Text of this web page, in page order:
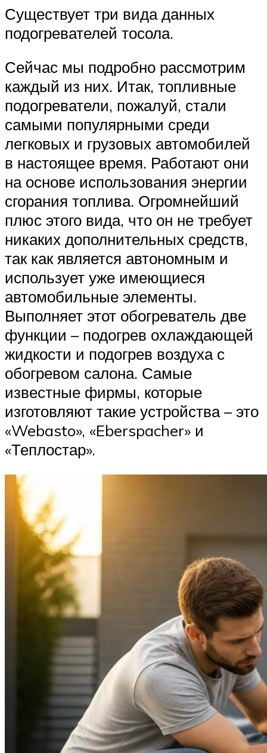
Существует три вида данных
подогревателей тосола.
Сейчас мы подробно рассмотрим
каждый из них. Итак, топливные
подогреватели, пожалуй, стали
самыми популярными среди
легковых и грузовых автомобилей
в настоящее время. Работают они
на основе использования энергии
сгорания топлива. Огромнейший
плюс этого вида, что он не требует
никаких дополнительных средств,
так как является автономным и
использует уже имеющиеся
автомобильные элементы.
Выполняет этот обогреватель две
функции – подогрев охлаждающей
жидкости и подогрев воздуха с
обогревом салона. Самые
известные фирмы, которые
изготовляют такие устройства – это
«Webasto», «Eberspacher» и
«Теплостар».